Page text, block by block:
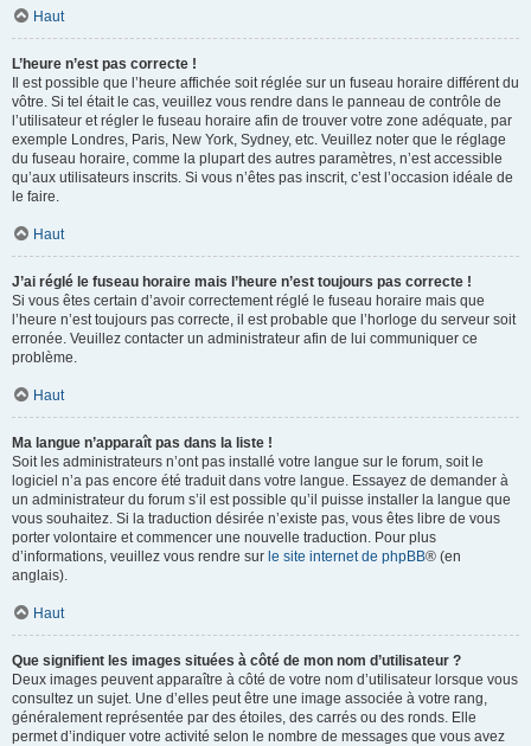
Haut
L’heure n’est pas correcte !
Il est possible que l’heure affichée soit réglée sur un fuseau horaire différent du
vôtre. Si tel était le cas, veuillez vous rendre dans le panneau de contrôle de
l’utilisateur et régler le fuseau horaire afin de trouver votre zone adéquate, par
exemple Londres, Paris, New York, Sydney, etc. Veuillez noter que le réglage
du fuseau horaire, comme la plupart des autres paramètres, n’est accessible
qu’aux utilisateurs inscrits. Si vous n’êtes pas inscrit, c’est l’occasion idéale de
le faire.
Haut
J’ai réglé le fuseau horaire mais l’heure n’est toujours pas correcte !
Si vous êtes certain d’avoir correctement réglé le fuseau horaire mais que
l’heure n’est toujours pas correcte, il est probable que l’horloge du serveur soit
erronée. Veuillez contacter un administrateur afin de lui communiquer ce
problème.
Haut
Ma langue n’apparaît pas dans la liste !
Soit les administrateurs n’ont pas installé votre langue sur le forum, soit le
logiciel n’a pas encore été traduit dans votre langue. Essayez de demander à
un administrateur du forum s’il est possible qu’il puisse installer la langue que
vous souhaitez. Si la traduction désirée n’existe pas, vous êtes libre de vous
porter volontaire et commencer une nouvelle traduction. Pour plus
d’informations, veuillez vous rendre sur le site internet de phpBB® (en
anglais).
Haut
Que signifient les images situées à côté de mon nom d’utilisateur ?
Deux images peuvent apparaître à côté de votre nom d’utilisateur lorsque vous
consultez un sujet. Une d’elles peut être une image associée à votre rang,
généralement représentée par des étoiles, des carrés ou des ronds. Elle
permet d’indiquer votre activité selon le nombre de messages que vous avez